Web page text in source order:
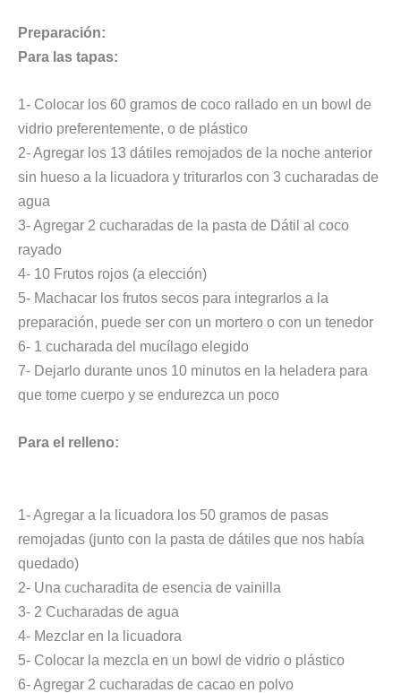
Preparación:
Para las tapas:
1- Colocar los 60 gramos de coco rallado en un bowl de
vidrio preferentemente, o de plástico
2- Agregar los 13 dátiles remojados de la noche anterior
sin hueso a la licuadora y triturarlos con 3 cucharadas de
agua
3- Agregar 2 cucharadas de la pasta de Dátil al coco
rayado
4- 10 Frutos rojos (a elección)
5- Machacar los frutos secos para integrarlos a la
preparación, puede ser con un mortero o con un tenedor
6- 1 cucharada del mucílago elegido
7- Dejarlo durante unos 10 minutos en la heladera para
que tome cuerpo y se endurezca un poco
Para el relleno:
1- Agregar a la licuadora los 50 gramos de pasas
remojadas (junto con la pasta de dátiles que nos había
quedado)
2- Una cucharadita de esencia de vainilla
3- 2 Cucharadas de agua
4- Mezclar en la licuadora
5- Colocar la mezcla en un bowl de vidrio o plástico
6- Agregar 2 cucharadas de cacao en polvo